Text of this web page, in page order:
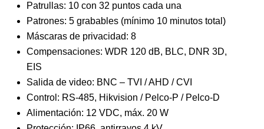
Patrullas: 10 con 32 puntos cada una
Patrones: 5 grabables (mínimo 10 minutos total)
Máscaras de privacidad: 8
Compensaciones: WDR 120 dB, BLC, DNR 3D,
EIS
Salida de video: BNC – TVI / AHD / CVI
Control: RS-485, Hikvision / Pelco-P / Pelco-D
Alimentación: 12 VDC, máx. 20 W